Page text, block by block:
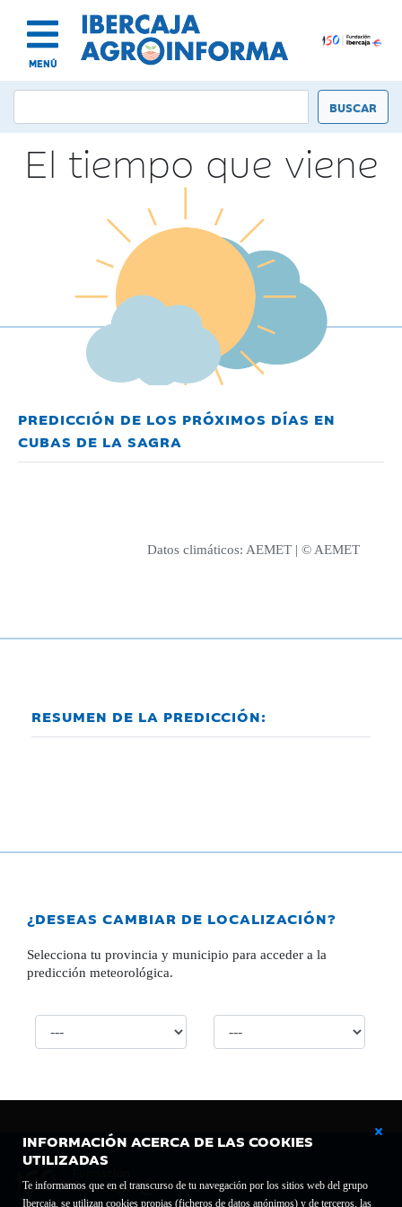
MENÚ
INFORMACIÓN ACERCA DE LAS COOKIES
UTILIZADAS
Te informamos que en el transcurso de tu navegación por los sitios web del grupo
Ibercaja, se utilizan cookies propias (ficheros de datos anónimos) y de terceros, las
El tiempo que viene
PREDICCIÓN DE LOS PRÓXIMOS DÍAS EN
CUBAS DE LA SAGRA
Datos climáticos: AEMET | © AEMET
RESUMEN DE LA PREDICCIÓN:
¿DESEAS CAMBIAR DE LOCALIZACIÓN?
Selecciona tu provincia y municipio para acceder a la
predicción meteorológica.